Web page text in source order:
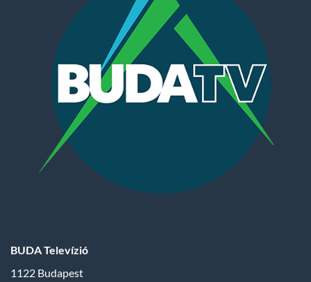
BUDA Televízió
1122 Budapest